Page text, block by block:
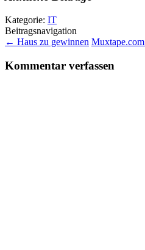
Kategorie: IT
Beitragsnavigation
← Haus zu gewinnen Muxtape.com
Kommentar verfassen